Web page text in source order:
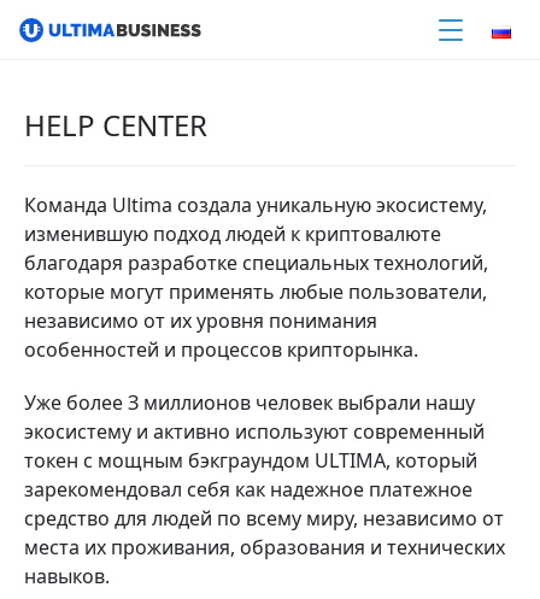
HELP CENTER
Команда Ultima создала уникальную экосистему,
изменившую подход людей к криптовалюте
благодаря разработке специальных технологий,
которые могут применять любые пользователи,
независимо от их уровня понимания
особенностей и процессов крипторынка.
Уже бoлee З миллионов человек выбрали нашу
экосистему и активно используют современный
токен с мощным бэкграундом ULTIMA, который
зарекомендовал себя как надежное платежное
средство для людей по всему миру, независимо от
места их проживания, образования и технических
навыков.